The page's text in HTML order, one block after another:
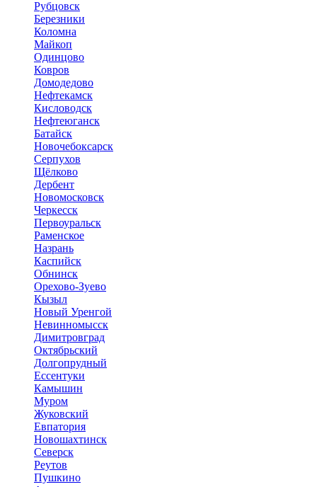
Рубцовск
Березники
Коломна
Майкоп
Одинцово
Ковров
Домодедово
Нефтекамск
Кисловодск
Нефтеюганск
Батайск
Новочебоксарск
Серпухов
Щёлково
Дербент
Новомосковск
Черкесск
Первоуральск
Раменское
Назрань
Каспийск
Обнинск
Орехово-Зуево
Кызыл
Новый Уренгой
Невинномысск
Димитровград
Октябрьский
Долгопрудный
Ессентуки
Камышин
Муром
Жуковский
Евпатория
Новошахтинск
Северск
Реутов
Пушкино